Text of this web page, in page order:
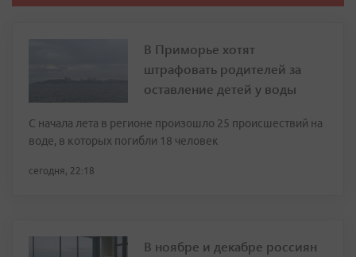
В Приморье хотят
штрафовать родителей за
оставление детей у воды
С начала лета в регионе произошло 25 происшествий на
воде, в которых погибли 18 человек
сегодня, 22:18
В ноябре и декабре россиян